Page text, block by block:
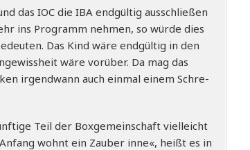
das IOC die IBA end­gül­tig aus­schlie­ßen
ins Pro­gramm neh­men, so wür­de dies
Das Kind wäre end­gül­tig in den
wäre vor­über. Da mag das
irgend­wann auch ein­mal einem Schre­
Teil der Box­ge­mein­schaft viel­leicht
wohnt ein Zau­ber inne«, heißt es in